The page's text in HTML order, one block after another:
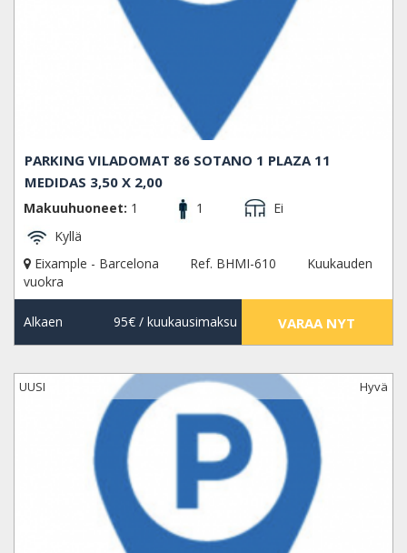
PARKING VILADOMAT 86 SOTANO 1 PLAZA 11
MEDIDAS 3,50 X 2,00
Makuuhuoneet: 1 1
Ei
Kyllä
Eixample - Barcelona
Ref. BHMI-610
Kuukauden
vuokra
Alkaen 95€/ kuukausimaksu VARAA NYT
UUSI Hyvä